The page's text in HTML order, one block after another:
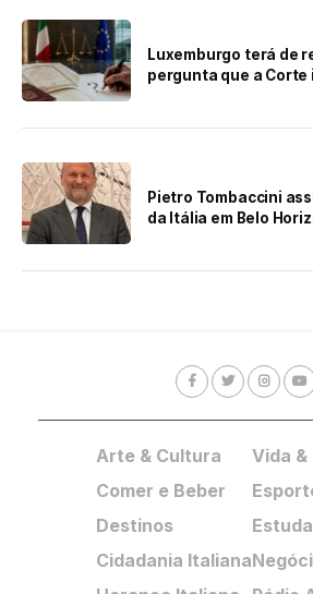
Luxemburgo terá de
pergunta que a
Pietro Tombaccini
da Itália em Belo
Arte & Cultura
Comer e Beber
Destinos
Cidadania Italiana
Vida &